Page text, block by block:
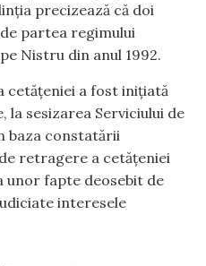
precizează că doi
partea regimului
Nistru din anul 1992.
cetățeniei a fost inițiată
la sesizarea Serviciului de
baza constatării
retragere a cetățeniei
unor fapte deosebit de
interesele